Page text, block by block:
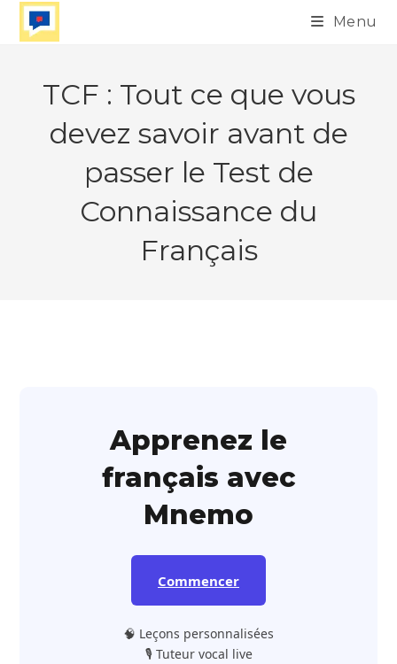
Skip
Menu
TCF : Tout ce que vous
devez savoir avant de
passer le Test de
Connaissance du
Français
Apprenez le
français avec
Mnemo
Commencer
🧠 Leçons personnalisées
🎙️ Tuteur vocal live